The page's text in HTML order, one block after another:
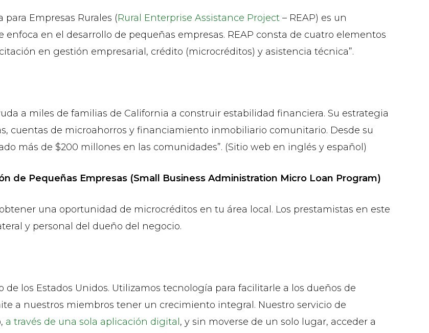
para Empresas Rurales (Rural Enterprise Assistance Project – REAP) es un
enfoca en el desarrollo de pequeñas empresas. REAP consta de cuatro elementos
en gestión empresarial, crédito (microcréditos) y asistencia técnica”.
a miles de familias de California a construir estabilidad financiera. Su estrategia
cuentas de microahorros y financiamiento inmobiliario comunitario. Desde su
más de $200 millones en las comunidades”. (Sitio web en inglés y español)
de Pequeñas Empresas (Small Business Administration Micro Loan Program)
una oportunidad de microcréditos en tu área local. Los prestamistas en este
y personal del dueño del negocio.
de los Estados Unidos. Utilizamos tecnología para facilitarle a los dueños de
a nuestros miembros tener un crecimiento integral. Nuestro servicio de
a través de una sola aplicación digital, y sin moverse de un solo lugar, acceder a